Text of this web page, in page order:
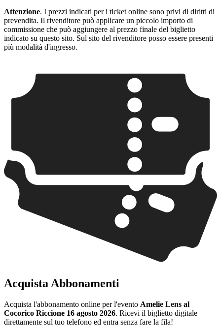
Attenzione. I prezzi indicati per i ticket online sono privi di diritti di
prevendita. Il rivenditore può applicare un piccolo importo di
commissione che può aggiungere al prezzo finale del biglietto
indicato su questo sito. Sul sito del rivenditore posso essere presenti
più modalità d'ingresso.
Acquista Abbonamenti
Acquista l'abbonamento online per l'evento Amelie Lens al
Cocorico Riccione 16 agosto 2026. Ricevi il biglietto digitale
direttamente sul tuo telefono ed entra senza fare la fila!